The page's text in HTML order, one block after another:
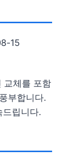
15
교체를 포함
부합니다.
드립니다.